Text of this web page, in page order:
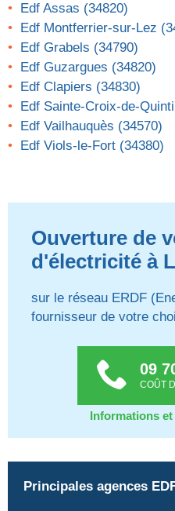
Edf Assas (34820)
Edf Montferrier-sur-Lez
Edf Grabels (34790)
Edf Guzargues (34820)
Edf Clapiers (34830)
Edf Sainte-Croix-de-
Edf Vailhauquès (34570)
Edf Viols-le-Fort (34380)
Ouverture de
d'électricité à
sur le réseau ERDF
fournisseur de votre
09
COÛT
Informations
Principales agences